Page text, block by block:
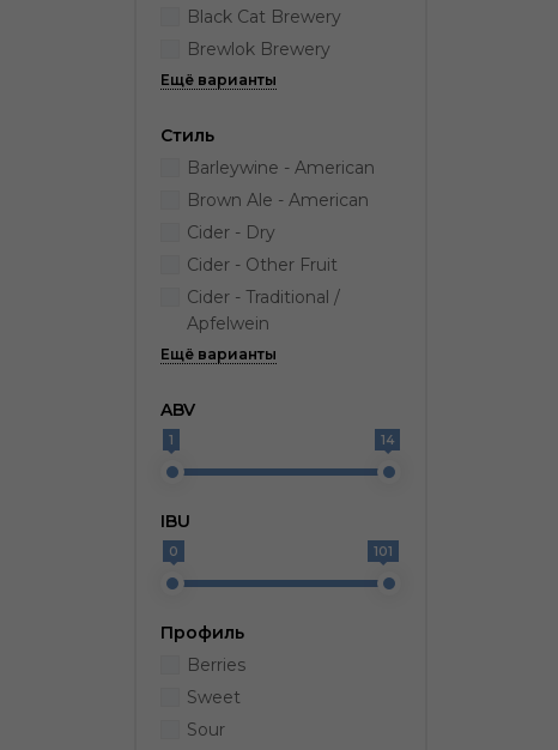
Black Cat Brewery
Brewlok Brewery
Стиль
Barleywine - American
Brown Ale - American
Cider - Dry
Cider - Other Fruit
Cider - Traditional /
Apfelwein
ABV
1 14
IBU
0 101
Профиль
Berries
Sweet
Sour